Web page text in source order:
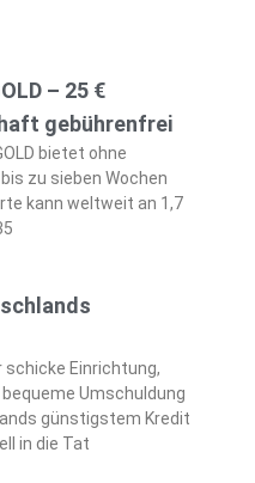
– 25 €
gebührenfrei
bietet ohne
zu sieben Wochen
kann weltweit an 1,7
schicke Einrichtung,
Umschuldung
günstigstem Kredit
in die Tat